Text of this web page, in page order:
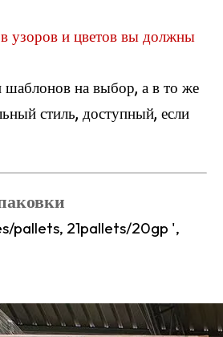
узоров и цветов вы должны
шаблонов на выбор, а в то же
стиль, доступный, если
pallets, 21pallets/20gp ',